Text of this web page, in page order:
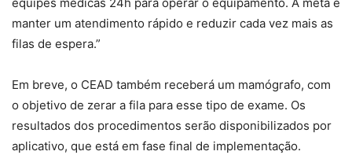
equipes médicas 24h para operar o equipamento. A meta é
manter um atendimento rápido e reduzir cada vez mais as
filas de espera.”
Em breve, o CEAD também receberá um mamógrafo, com
o objetivo de zerar a fila para esse tipo de exame. Os
resultados dos procedimentos serão disponibilizados por
aplicativo, que está em fase final de implementação.